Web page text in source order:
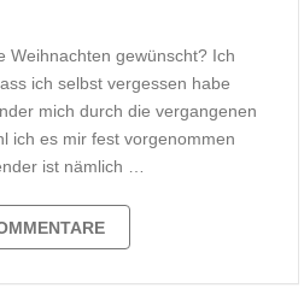
Weihnachten gewünscht? Ich
ich selbst vergessen habe
mich durch die vergangenen
ich es mir fest vorgenommen
ist nämlich …